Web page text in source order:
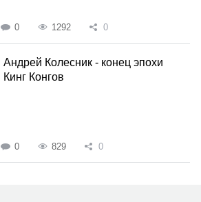
0 1292 0
Андрей Колесник - конец эпохи
Кинг Конгов
0 829 0